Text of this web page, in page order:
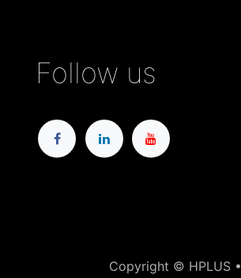
Follow us
Copyright © HPLUS •